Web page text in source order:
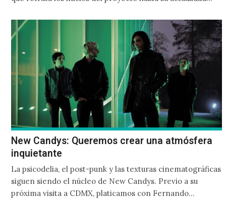
cómo es su relación a través de los años.
New Candys: Queremos crear una atmósfera
inquietante
La psicodelia, el post-punk y las texturas cinematográficas
siguen siendo el núcleo de New Candys. Previo a su
próxima visita a CDMX, platicamos con Fernando…